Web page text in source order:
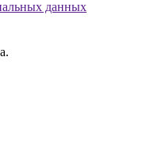
данных